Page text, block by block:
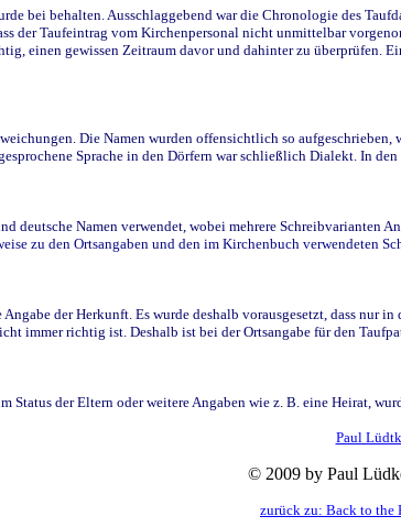
bei behalten. Ausschlaggebend war die Chronologie des
der Taufeintrag vom Kirchenpersonal nicht unmittelbar
einen gewissen Zeitraum davor und dahinter zu überprüfen.
Die Namen wurden offensichtlich so
Sprache in den Dörfern war schließlich Dialekt. In
deutsche Namen verwendet, wobei mehrere Schreibvarianten
zu den Ortsangaben und den im Kirchenbuch verwendeten
der Herkunft. Es wurde deshalb vorausgesetzt, dass
immer richtig ist. Deshalb ist bei der Ortsangabe für den
der Eltern oder weitere Angaben wie z. B. eine Heirat,
Paul
© 2009 by Paul
zurück zu: Back to the